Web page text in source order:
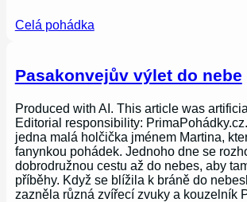
Celá pohádka
Pasakonvejův výlet do nebe
Produced with AI. This article was
Editorial responsibility:
jedna malá holčička jménem Martina,
fanynkou pohádek. Jednoho dne se
dobrodružnou cestu až do nebes, aby
příběhy. Když se blížila k bráně do
zazněla různá zvířecí zvuky a kouzelník